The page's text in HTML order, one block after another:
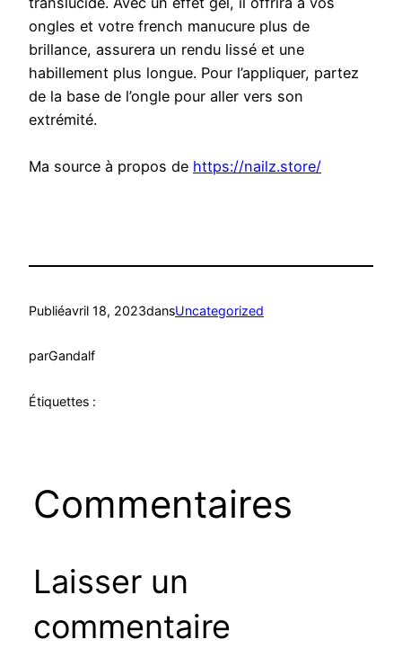
ongles et votre french manucure plus de
brillance, assurera un rendu lissé et une
habillement plus longue. Pour l’appliquer, partez
de la base de l’ongle pour aller vers son
extrémité.
Ma source à propos de https://nailz.store/
Publiéavril 18, 2023dansUncategorized
parGandalf
Étiquettes :
Commentaires
Laisser un
commentaire